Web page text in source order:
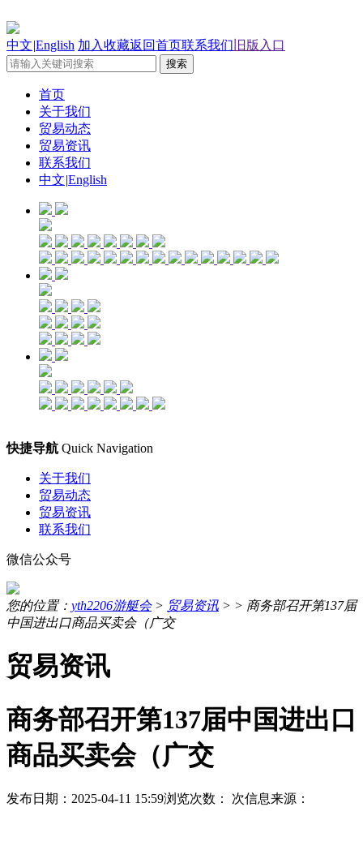
中文|English 加入收藏返回首页联系我们 旧版入口
首页
关于我们
贸易动态
贸易资讯
联系我们
中文|English
快捷导航 Quick Navigation
关于我们
贸易动态
贸易资讯
联系我们
微信公众号
您的位置： yth2206游艇会> 贸易资讯 > > 商务部召开第137届
中国进出口商品买卖会（广交
贸易资讯
商务部召开第137届中国进出口
商品买卖会（广交
发布日期：2025-04-11 15:59浏览次数： 次信息来源：